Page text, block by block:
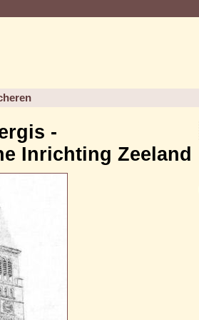
-
Inrichting Zeeland